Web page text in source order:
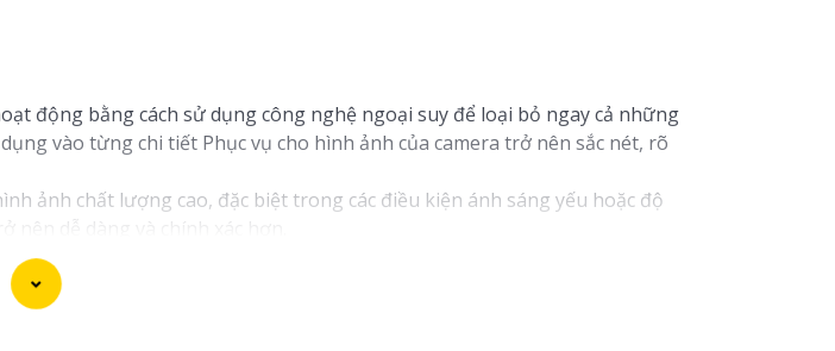
động bằng cách sử dụng công nghệ ngoại suy để loại bỏ ngay cả những
vào từng chi tiết Phục vụ cho hình ảnh của camera trở nên sắc nét, rõ
ảnh chất lượng cao, đặc biệt trong các điều kiện ánh sáng yếu hoặc độ
nên dễ dàng và chính xác hơn.